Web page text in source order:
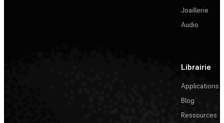
Joaillerie
Audio
Librairie
Applications
Blog
Ressources